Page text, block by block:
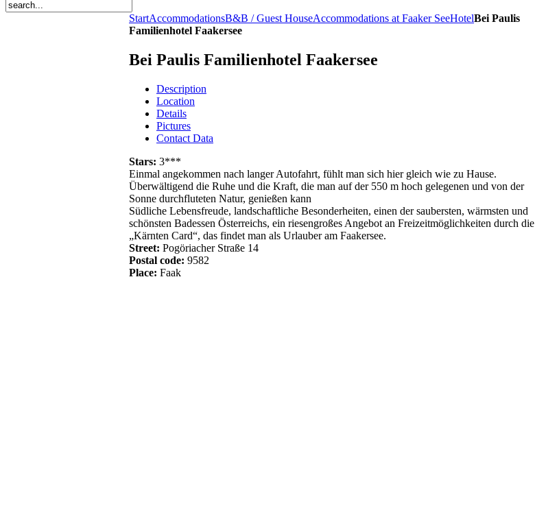
StartAccommodationsB&B / Guest HouseAccommodations at Faaker SeeHotelBei Paulis
Familienhotel Faakersee
Bei Paulis Familienhotel Faakersee
Description
Location
Details
Pictures
Contact Data
Stars: 3***
Einmal angekommen nach langer Autofahrt, fühlt man sich hier gleich wie zu Hause.
Überwältigend die Ruhe und die Kraft, die man auf der 550 m hoch gelegenen und von der
Sonne durchfluteten Natur, genießen kann
Südliche Lebensfreude, landschaftliche Besonderheiten, einen der saubersten, wärmsten und
schönsten Badessen Österreichs, ein riesengroßes Angebot an Freizeitmöglichkeiten durch die
„Kärnten Card“, das findet man als Urlauber am Faakersee.
Street: Pogöriacher Straße 14
Postal code: 9582
Place: Faak